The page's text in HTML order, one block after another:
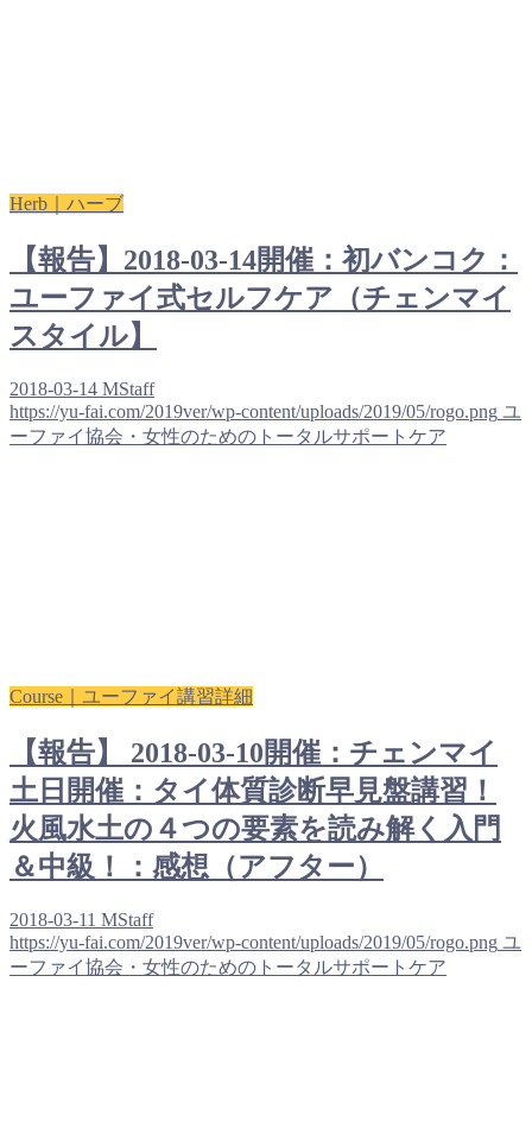
Herb｜ハーブ
【報告】2018-03-14開催：初バンコク：
ユーファイ式セルフケア（チェンマイ
スタイル】
2018-03-14 MStaff
https://yu-fai.com/2019ver/wp-content/uploads/2019/05/rogo.png ユ
ーファイ協会・女性のためのトータルサポートケア
Course｜ユーファイ講習詳細
【報告】 2018-03-10開催：チェンマイ
土日開催：タイ体質診断早見盤講習！
火風水土の４つの要素を読み解く入門
＆中級！：感想（アフター）
2018-03-11 MStaff
https://yu-fai.com/2019ver/wp-content/uploads/2019/05/rogo.png ユ
ーファイ協会・女性のためのトータルサポートケア